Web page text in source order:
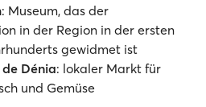
: Museum, das der
in der Region in der ersten
gewidmet ist
Dénia: lokaler Markt für
und Gemüse